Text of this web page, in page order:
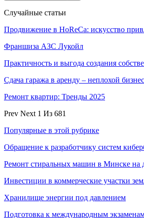
Случайные статьи
Продвижение в HoReCa: искусство
Франшиза АЗС Лукойл
Практичность и выгода создания
Сдача гаража в аренду – неплохой
Ремонт квартир: Тренды 2025
Prev Next 1 Из 681
Популярные в этой рубрике
Обращение к разработчику систем
Ремонт стиральных машин в Минске на
Инвестиции в коммерческие участки
Хранилище энергии под давлением
Подготовка к международным